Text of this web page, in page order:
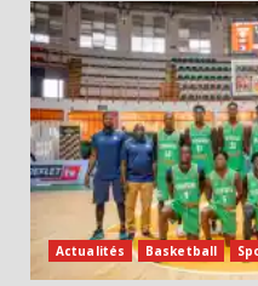
Actualités Basketball